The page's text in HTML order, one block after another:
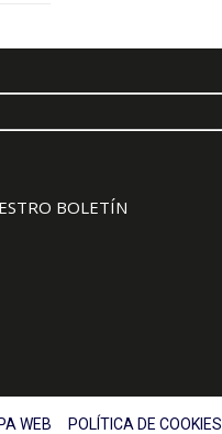
BOLETÍN
WEB POLÍTICA DE COOKIES